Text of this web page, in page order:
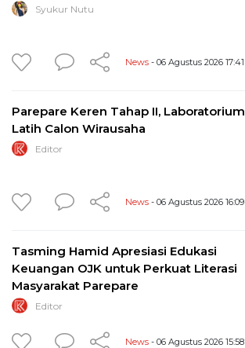
Syukur Nutu
News - 06 Agustus 2026 17:41
Parepare Keren Tahap II, Laboratorium
Latih Calon Wirausaha
Editor
News - 06 Agustus 2026 16:09
Tasming Hamid Apresiasi Edukasi
Keuangan OJK untuk Perkuat Literasi
Masyarakat Parepare
Editor
News - 06 Agustus 2026 15:58